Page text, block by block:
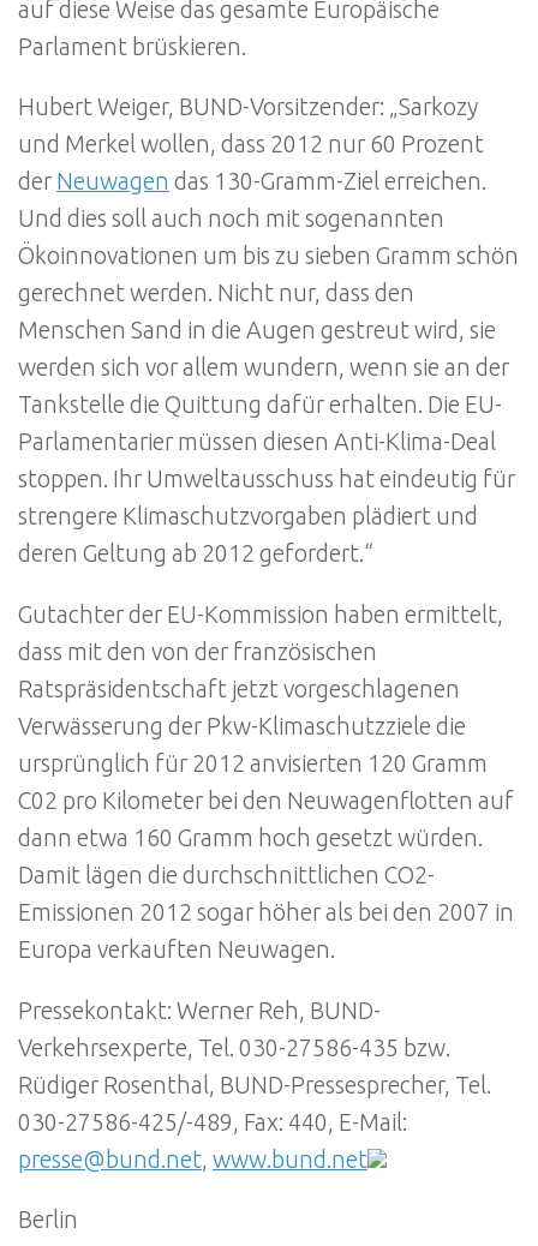
auf diese Weise das gesamte Europäische
Parlament brüskieren.
Hubert Weiger, BUND-Vorsitzender: „Sarkozy
und Merkel wollen, dass 2012 nur 60 Prozent
der Neuwagen das 130-Gramm-Ziel erreichen.
Und dies soll auch noch mit sogenannten
Ökoinnovationen um bis zu sieben Gramm schön
gerechnet werden. Nicht nur, dass den
Menschen Sand in die Augen gestreut wird, sie
werden sich vor allem wundern, wenn sie an der
Tankstelle die Quittung dafür erhalten. Die EU-
Parlamentarier müssen diesen Anti-Klima-Deal
stoppen. Ihr Umweltausschuss hat eindeutig für
strengere Klimaschutzvorgaben plädiert und
deren Geltung ab 2012 gefordert.“
Gutachter der EU-Kommission haben ermittelt,
dass mit den von der französischen
Ratspräsidentschaft jetzt vorgeschlagenen
Verwässerung der Pkw-Klimaschutzziele die
ursprünglich für 2012 anvisierten 120 Gramm
C02 pro Kilometer bei den Neuwagenflotten auf
dann etwa 160 Gramm hoch gesetzt würden.
Damit lägen die durchschnittlichen CO2-
Emissionen 2012 sogar höher als bei den 2007 in
Europa verkauften Neuwagen.
Pressekontakt: Werner Reh, BUND-
Verkehrsexperte, Tel. 030-27586-435 bzw.
Rüdiger Rosenthal, BUND-Pressesprecher, Tel.
030-27586-425/-489, Fax: 440, E-Mail:
presse@bund.net, www.bund.net
Berlin